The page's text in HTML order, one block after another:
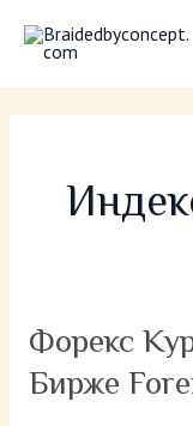
Форекс
Бирже
Форекс
валют